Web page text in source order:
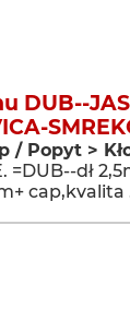
DUB--
/ Popyt >
=DUB--dł
cap,kvalita